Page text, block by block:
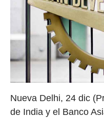
Nueva Delhi, 24 dic
de India y el Banco